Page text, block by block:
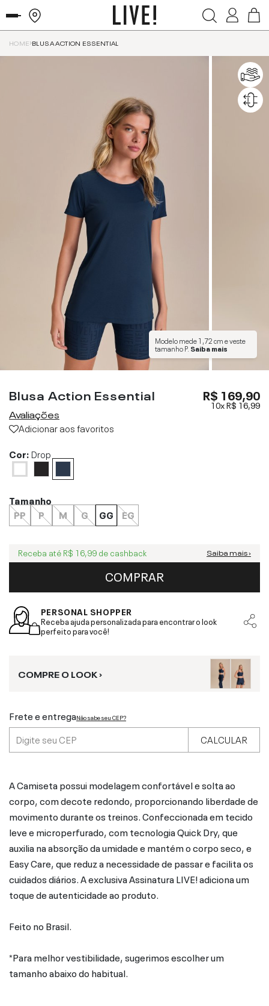
HOME BLUSA ACTION ESSENTIAL
Modelo mede1,72 cme veste
tamanhoP. Saiba mais
Blusa Action Essential
Avaliações
Adicionar aos favoritos
R$ 169,90
10xR$ 16,99
Cor:Drop
Tamanho
PP
P M G GG EG
Receba até R$ 16,99 de cashback Saiba mais ›
COMPRAR
PERSONAL SHOPPER
Receba ajuda personalizada para encontrar o look
perfeito para você!
COMPRE O LOOK ›
Frete e entregaNão sabe seu CEP?
CALCULAR
A Camiseta possui modelagem confortável e solta ao
corpo, com decote redondo, proporcionando liberdade de
movimento durante os treinos. Confeccionada em tecido
leve e microperfurado, com tecnologia Quick Dry, que
auxilia na absorção da umidade e mantém o corpo seco, e
Easy Care, que reduz a necessidade de passar e facilita os
cuidados diários. A exclusiva Assinatura LIVE! adiciona um
toque de autenticidade ao produto.
Feito no Brasil.
*Para melhor vestibilidade, sugerimos escolher um
tamanho abaixo do habitual.